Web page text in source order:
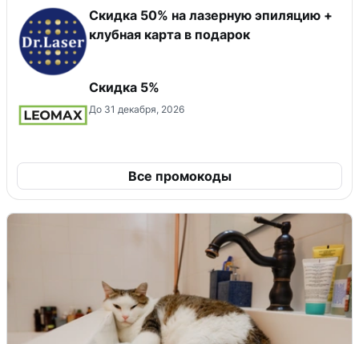
Скидка 50% на лазерную эпиляцию +
клубная карта в подарок
Скидка 5%
До 31 декабря, 2026
Все промокоды